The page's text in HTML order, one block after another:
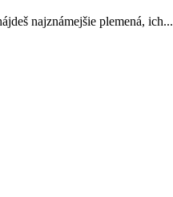
najznámejšie plemená, ich...